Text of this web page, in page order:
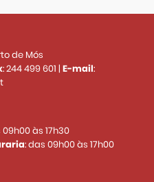
de Mós
:244 499 601 | E-mail:
09h00 às 17h30
: das 09h00 às 17h00